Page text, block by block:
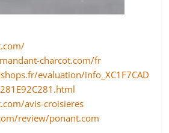
charcot.com/fr
evaluation/info_XC1F7CAD
avis-croisieres
review/ponant.com